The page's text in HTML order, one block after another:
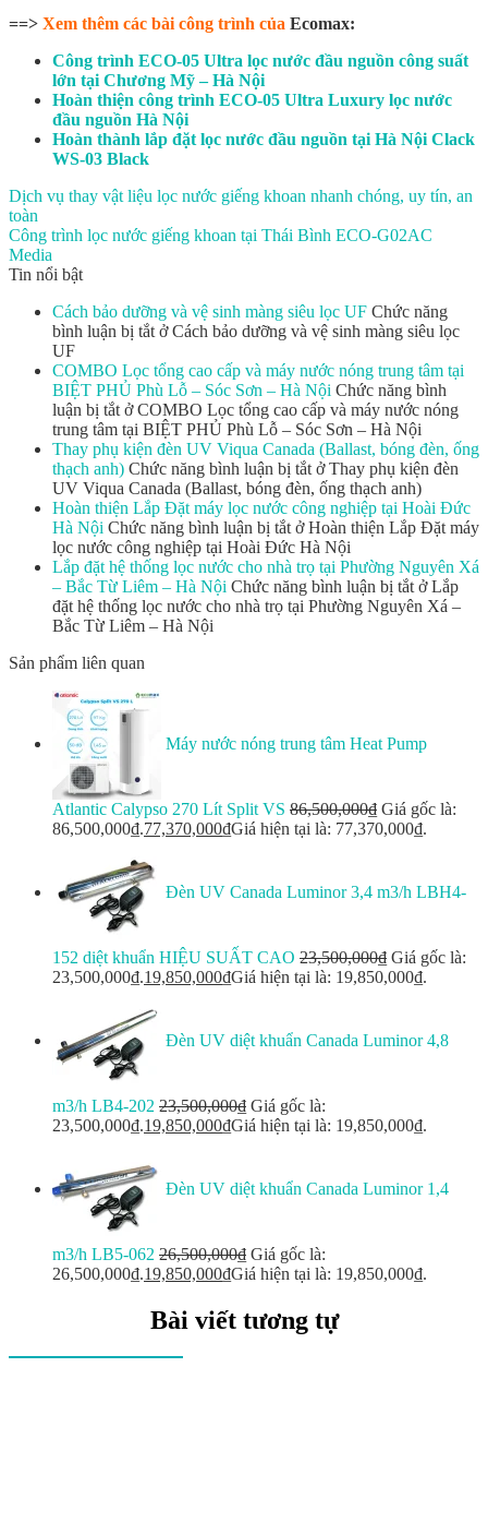
==> Xem thêm các bài công trình của Ecomax:
Công trình ECO-05 Ultra lọc nước đầu nguồn công suất
lớn tại Chương Mỹ – Hà Nội
Hoàn thiện công trình ECO-05 Ultra Luxury lọc nước
đầu nguồn Hà Nội
Hoàn thành lắp đặt lọc nước đầu nguồn tại Hà Nội Clack
WS-03 Black
Dịch vụ thay vật liệu lọc nước giếng khoan nhanh chóng, uy tín, an
toàn
Công trình lọc nước giếng khoan tại Thái Bình ECO-G02AC
Media
Tin nổi bật
Cách bảo dưỡng và vệ sinh màng siêu lọc UF Chức năng
bình luận bị tắt ở Cách bảo dưỡng và vệ sinh màng siêu lọc
UF
COMBO Lọc tổng cao cấp và máy nước nóng trung tâm tại
BIỆT PHỦ Phù Lỗ – Sóc Sơn – Hà Nội Chức năng bình
luận bị tắt ở COMBO Lọc tổng cao cấp và máy nước nóng
trung tâm tại BIỆT PHỦ Phù Lỗ – Sóc Sơn – Hà Nội
Thay phụ kiện đèn UV Viqua Canada (Ballast, bóng đèn, ống
thạch anh) Chức năng bình luận bị tắt ở Thay phụ kiện đèn
UV Viqua Canada (Ballast, bóng đèn, ống thạch anh)
Hoàn thiện Lắp Đặt máy lọc nước công nghiệp tại Hoài Đức
Hà Nội Chức năng bình luận bị tắt ở Hoàn thiện Lắp Đặt máy
lọc nước công nghiệp tại Hoài Đức Hà Nội
Lắp đặt hệ thống lọc nước cho nhà trọ tại Phường Nguyên Xá
– Bắc Từ Liêm – Hà Nội Chức năng bình luận bị tắt ở Lắp
đặt hệ thống lọc nước cho nhà trọ tại Phường Nguyên Xá –
Bắc Từ Liêm – Hà Nội
Sản phẩm liên quan
Máy nước nóng trung tâm Heat Pump
Atlantic Calypso 270 Lít Split VS 86,500,000₫ Giá gốc là:
86,500,000₫.77,370,000₫Giá hiện tại là: 77,370,000₫.
Đèn UV Canada Luminor 3,4 m3/h LBH4-
152 diệt khuẩn HIỆU SUẤT CAO 23,500,000₫ Giá gốc là:
23,500,000₫.19,850,000₫Giá hiện tại là: 19,850,000₫.
Đèn UV diệt khuẩn Canada Luminor 4,8
m3/h LB4-202 23,500,000₫ Giá gốc là:
23,500,000₫.19,850,000₫Giá hiện tại là: 19,850,000₫.
Đèn UV diệt khuẩn Canada Luminor 1,4
m3/h LB5-062 26,500,000₫ Giá gốc là:
26,500,000₫.19,850,000₫Giá hiện tại là: 19,850,000₫.
Bài viết tương tự